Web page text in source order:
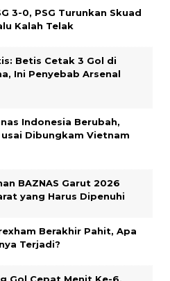
3-0, PSG Turunkan Skuad
Kalah Telak
Betis Cetak 3 Gol di
Ini Penyebab Arsenal
Indonesia Berubah,
Dibungkam Vietnam
BAZNAS Garut 2026
yang Harus Dipenuhi
Berakhir Pahit, Apa
Terjadi?